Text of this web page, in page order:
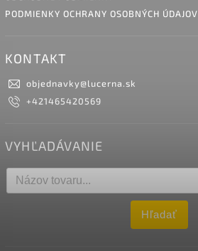
PODMIENKY OCHRANY OSOBNÝCH ÚDAJOV
KONTAKT
objednavky@lucerna.sk
+421465420569
VYHĽADÁVANIE
Hľadať